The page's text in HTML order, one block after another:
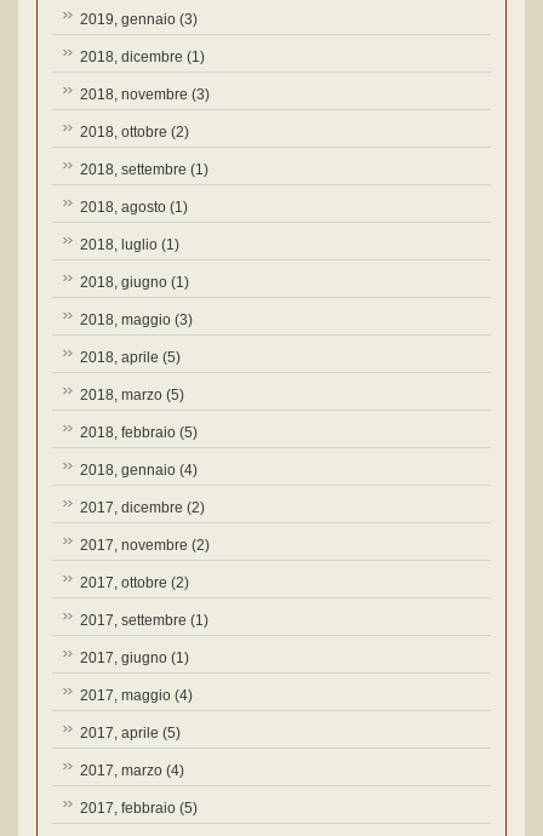
2019, gennaio (3)
2018, dicembre (1)
2018, novembre (3)
2018, ottobre (2)
2018, settembre (1)
2018, agosto (1)
2018, luglio (1)
2018, giugno (1)
2018, maggio (3)
2018, aprile (5)
2018, marzo (5)
2018, febbraio (5)
2018, gennaio (4)
2017, dicembre (2)
2017, novembre (2)
2017, ottobre (2)
2017, settembre (1)
2017, giugno (1)
2017, maggio (4)
2017, aprile (5)
2017, marzo (4)
2017, febbraio (5)